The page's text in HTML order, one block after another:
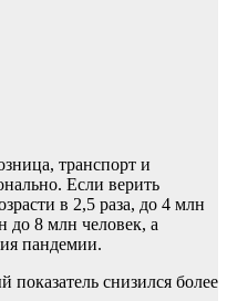
транспорт и
Если верить
в 2,5 раза, до 4 млн
до 8 млн человек, а
пандемии.
снизился более